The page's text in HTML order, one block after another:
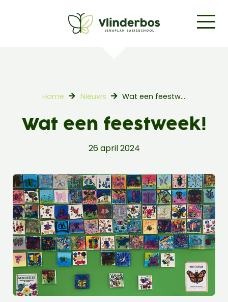
Home Nieuws Wat een feestweek!
Wat een feestweek!
26 april 2024